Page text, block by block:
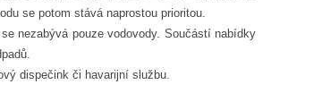
se potom stává naprostou prioritou.
nezabývá pouze vodovody. Součástí nabídky
dispečink či havarijní službu.